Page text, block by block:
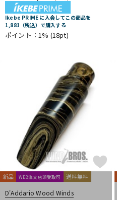
Ikebe PRIME に入会してこの商品を
1,881（税込）で購入する
ポイント：1% (18pt)
新品 WEB注文店頭受取可 送料無料
D'Addario Wood Winds